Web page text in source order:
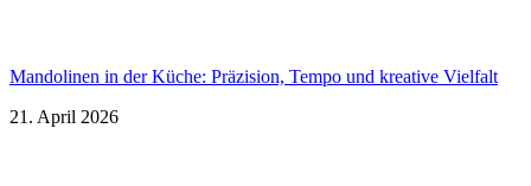
Mandolinen in der Küche: Präzision, Tempo und kreative Vielfalt
21. April 2026